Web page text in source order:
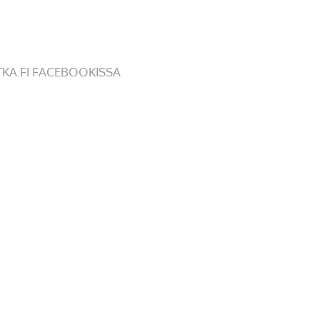
FACEBOOKISSA